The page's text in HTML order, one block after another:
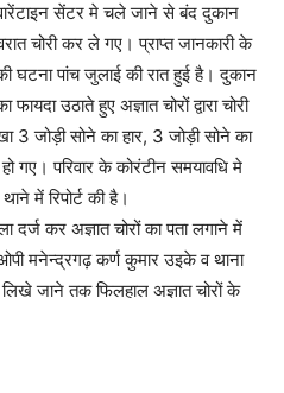
सेंटर मे चले जाने से बंद दुकान
चोरी कर ले गए। प्राप्त जानकारी के
घटना पांच जुलाई की रात हुई है। दुकान
उठाते हुए अज्ञात चोरों द्वारा चोरी
जोड़ी सोने का हार, 3 जोड़ी सोने का
गए। परिवार के कोरंटीन समयावधि मे
में रिपोर्ट की है।
दर्ज कर अज्ञात चोरों का पता लगाने में
मनेन्द्रगढ़ कर्ण कुमार उइके व थाना
जाने तक फिलहाल अज्ञात चोरों के